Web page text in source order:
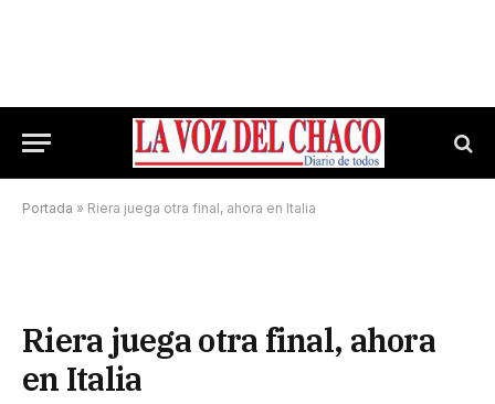
Portada » Riera juega otra final, ahora en Italia
Riera juega otra final, ahora
en Italia